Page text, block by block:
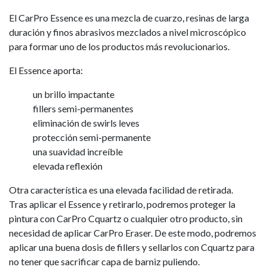
El CarPro Essence es una mezcla de cuarzo, resinas de larga
duración y finos abrasivos mezclados a nivel microscópico
para formar uno de los productos más revolucionarios.
El Essence aporta:
un brillo impactante
fillers semi-permanentes
eliminación de swirls leves
protección semi-permanente
una suavidad increíble
elevada reflexión
Otra característica es una elevada facilidad de retirada.
Tras aplicar el Essence y retirarlo, podremos proteger la
pintura con CarPro Cquartz o cualquier otro producto, sin
necesidad de aplicar CarPro Eraser. De este modo, podremos
aplicar una buena dosis de fillers y sellarlos con Cquartz para
no tener que sacrificar capa de barniz puliendo.